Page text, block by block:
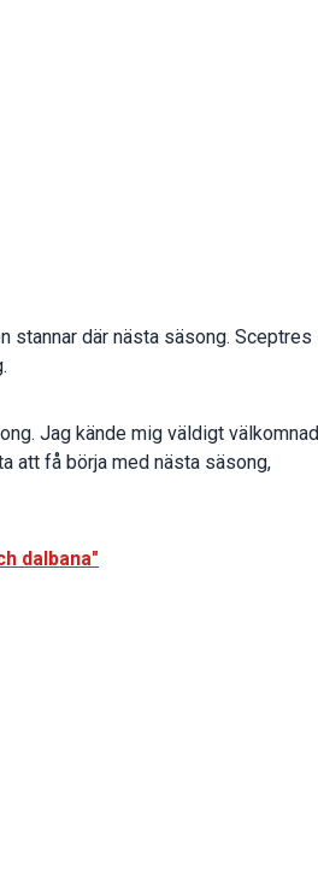
stannar där nästa säsong. Sceptres
Jag kände mig väldigt välkomnad
att få börja med nästa säsong,
dalbana"